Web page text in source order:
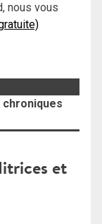
nous vous
et